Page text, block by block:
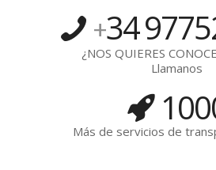
+34
¿NOS QUIERES
Llamanos
Más de servicios de